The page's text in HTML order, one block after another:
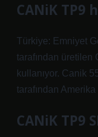
CANiK TP9
Türkiye: Emniyet
tarafından üretilen
kullanıyor. Canik
tarafından
CANiK TP9